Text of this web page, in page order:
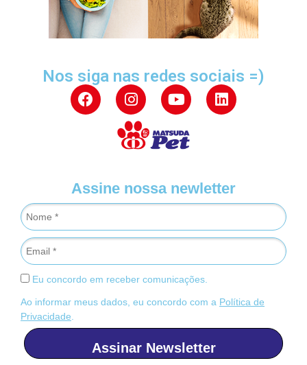
Nos siga nas redes sociais =)
Assine nossa newletter
Eu concordo em receber comunicações.
Ao informar meus dados, eu concordo com a Política de
Privacidade.
Assinar Newsletter